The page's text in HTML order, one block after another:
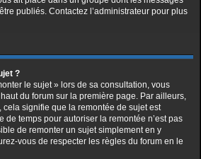
publiés. Contactez l’administrateur pour plus
?
le sujet » lors de sa consultation, vous
du forum sur la première page. Par ailleurs,
cela signifie que la remontée de sujet est
de temps pour autoriser la remontée n’est pas
de remonter un sujet simplement en y
vous de respecter les règles du forum en le